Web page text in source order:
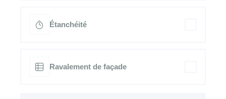
Étanchéité
Ravalement de façade